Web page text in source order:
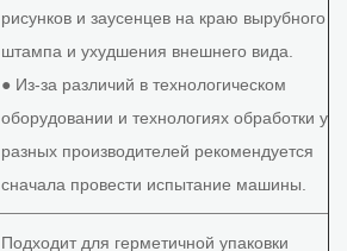
рисунков и заусенцев на краю вырубного
штампа и ухудшения внешнего вида.
● Из-за различий в технологическом
оборудовании и технологиях обработки у
разных производителей рекомендуется
сначала провести испытание машины.
Подходит для герметичной упаковки